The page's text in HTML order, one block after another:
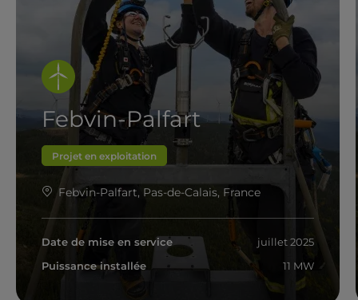
Febvin-Palfart
Projet en exploitation
Febvin-Palfart, Pas-de-Calais, France
Date de mise en service
juillet 2025
Puissance installée
11 MW